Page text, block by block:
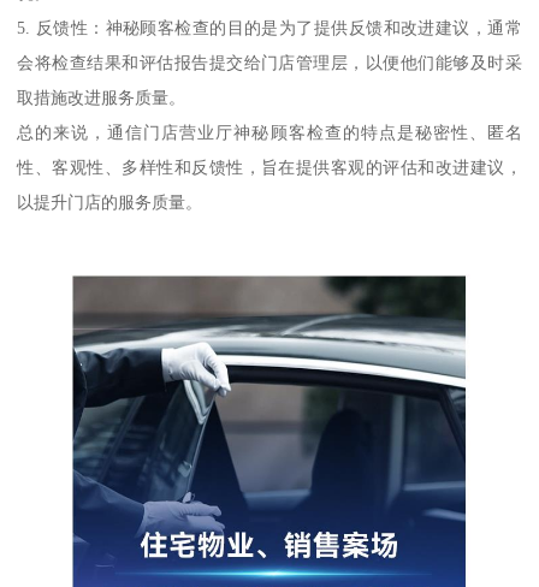
5. 反馈性：神秘顾客检查的目的是为了提供反馈和改进建议，通常
会将检查结果和评估报告提交给门店管理层，以便他们能够及时采
取措施改进服务质量。
总的来说，通信门店营业厅神秘顾客检查的特点是秘密性、匿名
性、客观性、多样性和反馈性，旨在提供客观的评估和改进建议，
以提升门店的服务质量。